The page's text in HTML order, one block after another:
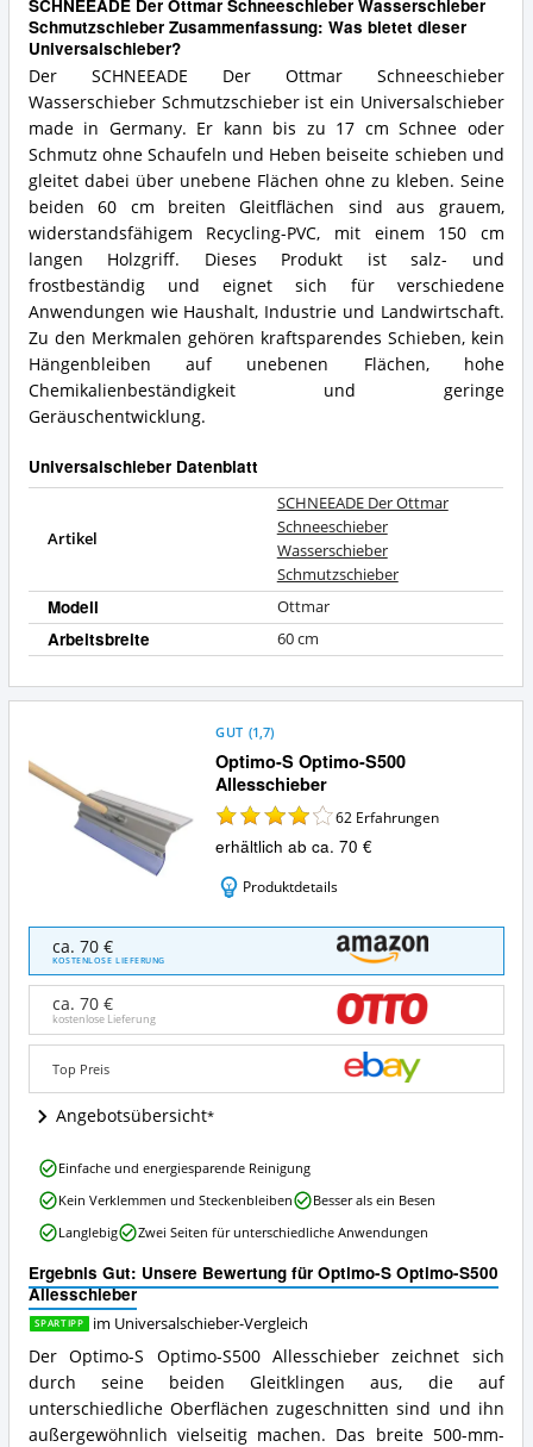
SCHNEEADE Der Ottmar Schneeschieber Wasserschieber
Schmutzschieber Zusammenfassung: Was bietet dieser
Universalschieber?
Der SCHNEEADE Der Ottmar Schneeschieber
Wasserschieber Schmutzschieber ist ein Universalschieber
made in Germany. Er kann bis zu 17 cm Schnee oder
Schmutz ohne Schaufeln und Heben beiseite schieben und
gleitet dabei über unebene Flächen ohne zu kleben. Seine
beiden 60 cm breiten Gleitflächen sind aus grauem,
widerstandsfähigem Recycling-PVC, mit einem 150 cm
langen Holzgriff. Dieses Produkt ist salz- und
frostbeständig und eignet sich für verschiedene
Anwendungen wie Haushalt, Industrie und Landwirtschaft.
Zu den Merkmalen gehören kraftsparendes Schieben, kein
Hängenbleiben auf unebenen Flächen, hohe
Chemikalienbeständigkeit und geringe
Geräuschentwicklung.
Universalschieber Datenblatt
Artikel
SCHNEEADE Der Ottmar
Schneeschieber
Wasserschieber
Schmutzschieber
Modell Ottmar
Arbeitsbreite 60 cm
Optimo-S Optimo-S500
Allesschieber
GUT (1,7)
62 Erfahrungen
erhältlich ab ca. 70 €
Produktdetails
Optimo-
Optimo-
S500
Allesschieber
Angebote:
dieser
Universalschieber
ca. 70 €
KOSTENLOSE LIEFERUNG
ca. 70 €
kostenlose Lieferung
Top Preis
Angebotsübersicht
Ergebnis Gut: Unsere Bewertung für Optimo-S Optimo-S500
Allesschieber
SPARTIPP im Universalschieber-Vergleich
Der Optimo-S Optimo-S500 Allesschieber zeichnet sich
durch seine beiden Gleitklingen aus, die auf
unterschiedliche Oberflächen zugeschnitten sind und ihn
außergewöhnlich vielseitig machen. Das breite 500-mm-
Optimo-
Optimo-
S500
Allesschieber
Vorteile:
Was
spricht
für
diesen
Universalschieber?
Einfache und energiesparende Reinigung
Kein Verklemmen und Steckenbleiben
Besser als ein Besen
Langlebig
Zwei Seiten für unterschiedliche Anwendungen